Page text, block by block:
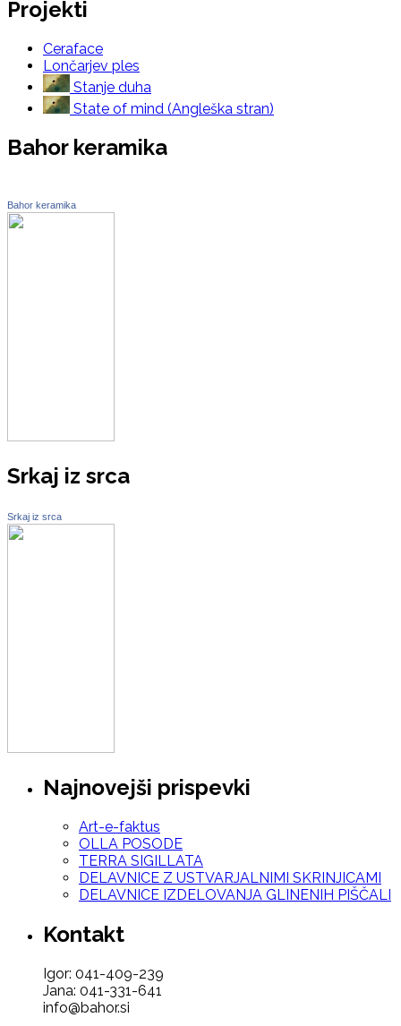
Projekti
Ceraface
Lončarjev ples
Stanje duha
State of mind (Angleška stran)
Bahor keramika
Bahor keramika
Srkaj iz srca
Srkaj iz srca
Najnovejši prispevki
Art-e-faktus
OLLA POSODE
TERRA SIGILLATA
DELAVNICE Z USTVARJALNIMI SKRINJICAMI
DELAVNICE IZDELOVANJA GLINENIH PIŠČALI
Kontakt
Igor: 041-409-239
Jana: 041-331-641
info@bahor.si